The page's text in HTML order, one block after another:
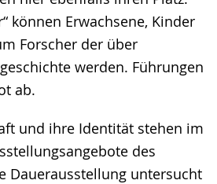
können Erwachsene, Kinder
Forscher der über
werden. Führungen
ab.
und ihre Identität stehen im
des
Dauerausstellung untersucht